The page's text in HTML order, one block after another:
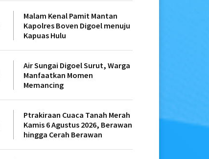
Malam Kenal Pamit Mantan
Kapolres Boven Digoel menuju
Kapuas Hulu
Air Sungai Digoel Surut, Warga
Manfaatkan Momen
Memancing
Ptrakiraan Cuaca Tanah Merah
Kamis 6 Agustus 2026, Berawan
hingga Cerah Berawan